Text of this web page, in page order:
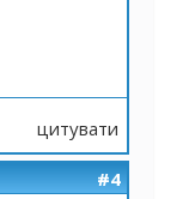
цитувати
#4